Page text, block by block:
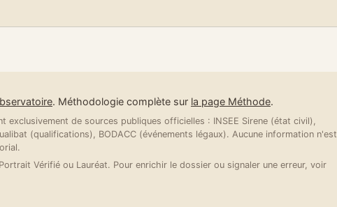
. Méthodologie complète sur la page Méthode.
exclusivement de sources publiques officielles : INSEE Sirene (état civil),
(qualifications), BODACC (événements légaux). Aucune information n'est
Vérifié ou Lauréat. Pour enrichir le dossier ou signaler une erreur, voir